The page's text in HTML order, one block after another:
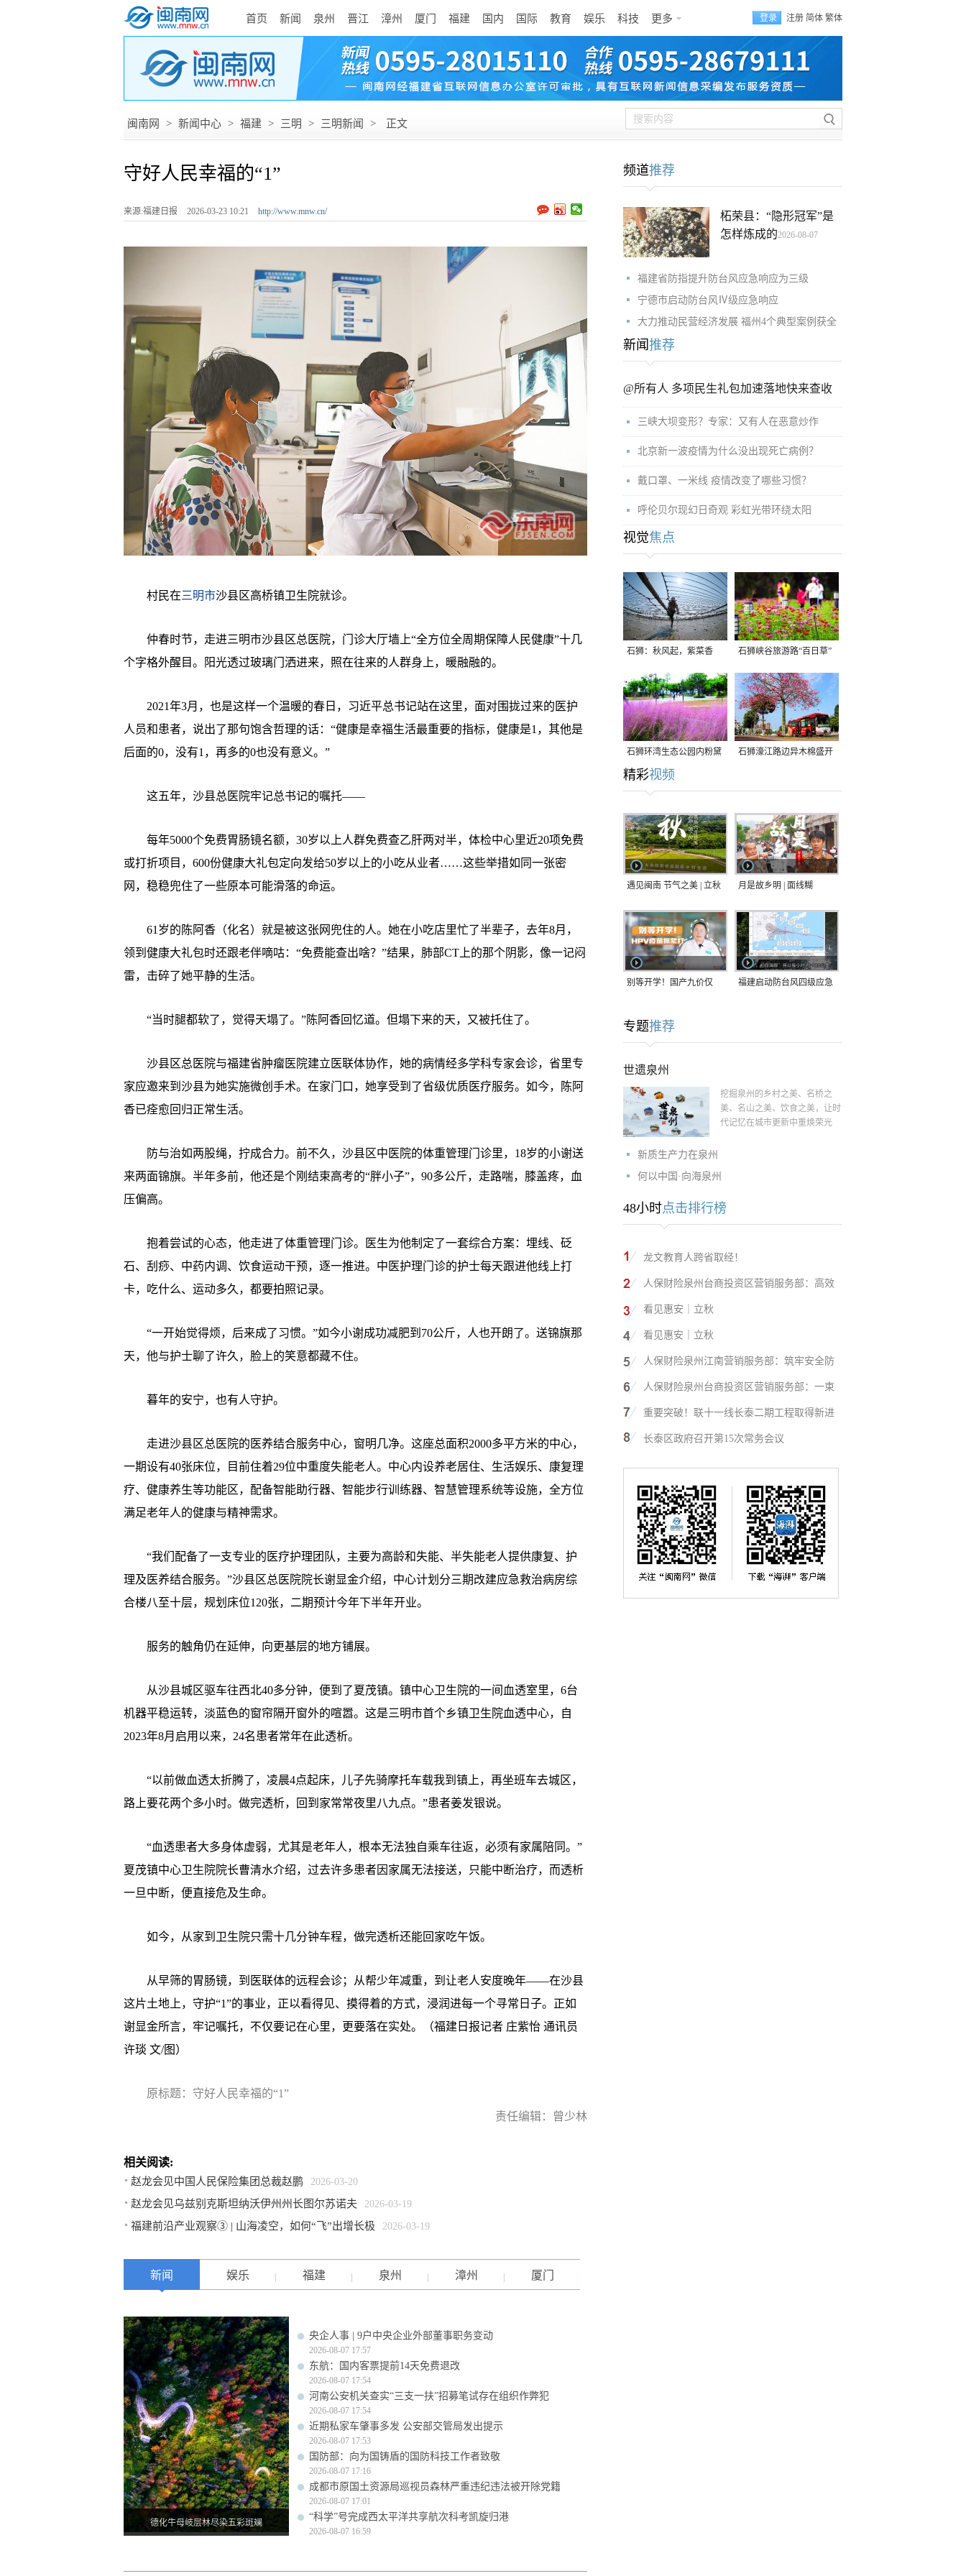
首页 新闻 泉州 晋江 漳州 厦门 福建 国内 国际 教育 娱乐 科技 更多 登录 注册 简体 繁体
闽南网 > 新闻中心 > 福建 > 三明 > 三明新闻 > 正文
守好人民幸福的“1”
来源:福建日报 2026-03-23 10:21 http://www.mnw.cn/
村民在三明市沙县区高桥镇卫生院就诊。
仲春时节，走进三明市沙县区总医院，门诊大厅墙上“全方位全周期保障人民健康”十几
个字格外醒目。阳光透过玻璃门洒进来，照在往来的人群身上，暖融融的。
2021年3月，也是这样一个温暖的春日，习近平总书记站在这里，面对围拢过来的医护
人员和患者，说出了那句饱含哲理的话：“健康是幸福生活最重要的指标，健康是1，其他是
后面的0，没有1，再多的0也没有意义。”
这五年，沙县总医院牢记总书记的嘱托——
每年5000个免费胃肠镜名额，30岁以上人群免费查乙肝两对半，体检中心里近20项免费
或打折项目，600份健康大礼包定向发给50岁以上的小吃从业者……这些举措如同一张密
网，稳稳兜住了一些原本可能滑落的命运。
61岁的陈阿香（化名）就是被这张网兜住的人。她在小吃店里忙了半辈子，去年8月，
领到健康大礼包时还跟老伴嘀咕：“免费能查出啥？”结果，肺部CT上的那个阴影，像一记闷
雷，击碎了她平静的生活。
“当时腿都软了，觉得天塌了。”陈阿香回忆道。但塌下来的天，又被托住了。
沙县区总医院与福建省肿瘤医院建立医联体协作，她的病情经多学科专家会诊，省里专
家应邀来到沙县为她实施微创手术。在家门口，她享受到了省级优质医疗服务。如今，陈阿
香已痊愈回归正常生活。
防与治如两股绳，拧成合力。前不久，沙县区中医院的体重管理门诊里，18岁的小谢送
来两面锦旗。半年多前，他还是个刚结束高考的“胖小子”，90多公斤，走路喘，膝盖疼，血
压偏高。
抱着尝试的心态，他走进了体重管理门诊。医生为他制定了一套综合方案：埋线、砭
石、刮痧、中药内调、饮食运动干预，逐一推进。中医护理门诊的护士每天跟进他线上打
卡，吃什么、运动多久，都要拍照记录。
“一开始觉得烦，后来成了习惯。”如今小谢成功减肥到70公斤，人也开朗了。送锦旗那
天，他与护士聊了许久，脸上的笑意都藏不住。
暮年的安宁，也有人守护。
走进沙县区总医院的医养结合服务中心，窗明几净。这座总面积2000多平方米的中心，
一期设有40张床位，目前住着29位中重度失能老人。中心内设养老居住、生活娱乐、康复理
疗、健康养生等功能区，配备智能助行器、智能步行训练器、智慧管理系统等设施，全方位
满足老年人的健康与精神需求。
“我们配备了一支专业的医疗护理团队，主要为高龄和失能、半失能老人提供康复、护
理及医养结合服务。”沙县区总医院院长谢显金介绍，中心计划分三期改建应急救治病房综
合楼八至十层，规划床位120张，二期预计今年下半年开业。
服务的触角仍在延伸，向更基层的地方铺展。
从沙县城区驱车往西北40多分钟，便到了夏茂镇。镇中心卫生院的一间血透室里，6台
机器平稳运转，淡蓝色的窗帘隔开窗外的喧嚣。这是三明市首个乡镇卫生院血透中心，自
2023年8月启用以来，24名患者常年在此透析。
“以前做血透太折腾了，凌晨4点起床，儿子先骑摩托车载我到镇上，再坐班车去城区，
路上要花两个多小时。做完透析，回到家常常夜里八九点。”患者姜发银说。
“血透患者大多身体虚弱，尤其是老年人，根本无法独自乘车往返，必须有家属陪同。”
夏茂镇中心卫生院院长曹清水介绍，过去许多患者因家属无法接送，只能中断治疗，而透析
一旦中断，便直接危及生命。
如今，从家到卫生院只需十几分钟车程，做完透析还能回家吃午饭。
从早筛的胃肠镜，到医联体的远程会诊；从帮少年减重，到让老人安度晚年——在沙县
这片土地上，守护“1”的事业，正以看得见、摸得着的方式，浸润进每一个寻常日子。正如
谢显金所言，牢记嘱托，不仅要记在心里，更要落在实处。（福建日报记者 庄紫怡 通讯员
许琰 文/图）
原标题：守好人民幸福的“1”
责任编辑：曾少林
相关阅读:
赵龙会见中国人民保险集团总裁赵鹏 2026-03-20
赵龙会见乌兹别克斯坦纳沃伊州州长图尔苏诺夫 2026-03-19
福建前沿产业观察③ | 山海凌空，如何“飞”出增长极 2026-03-19
新闻 娱乐 福建 泉州 漳州 厦门
德化牛母岐层林尽染五彩斑斓
央企人事 | 9户中央企业外部董事职务变动
2026-08-07 17:57
东航：国内客票提前14天免费退改
2026-08-07 17:54
河南公安机关查实“三支一扶”招募笔试存在组织作弊犯
2026-08-07 17:54
近期私家车肇事多发 公安部交管局发出提示
2026-08-07 17:53
国防部：向为国铸盾的国防科技工作者致敬
2026-08-07 17:16
成都市原国土资源局巡视员森林严重违纪违法被开除党籍
2026-08-07 17:01
“科学”号完成西太平洋共享航次科考凯旋归港
2026-08-07 16:59
频道推荐
柘荣县：“隐形冠军”是
怎样炼成的2026-08-07
福建省防指提升防台风应急响应为三级
宁德市启动防台风Ⅳ级应急响应
大力推动民营经济发展 福州4个典型案例获全
新闻 推荐
@所有人 多项民生礼包加速落地快来查收
三峡大坝变形？专家：又有人在恶意炒作
北京新一波疫情为什么没出现死亡病例？
戴口罩、一米线 疫情改变了哪些习惯？
呼伦贝尔现幻日奇观 彩虹光带环绕太阳
视觉焦点
石狮：秋风起，紫菜香 石狮峡谷旅游路“百日草”
争相斗艳
石狮环湾生态公园内粉黛
乱子草盛放
石狮濠江路边异木棉盛开
精彩视频
遇见闽南 节气之美 | 立秋 月是故乡明 | 面线糊
别等开学！国产九价仅
紧打
福建启动防台风四级应急
专题推荐
世遗泉州
挖掘泉州的乡村之美、名桥之
美、名山之美、饮食之美，让时
代记忆在城市更新中重焕荣光
新质生产力在泉州
何以中国·向海泉州
48小时点击排行榜
龙文教育人跨省取经！
人保财险泉州台商投资区营销服务部：高效
看见惠安｜立秋
看见惠安｜立秋
人保财险泉州江南营销服务部：筑牢安全防
人保财险泉州台商投资区营销服务部：一束
重要突破！联十一线长泰二期工程取得新进
长泰区政府召开第15次常务会议